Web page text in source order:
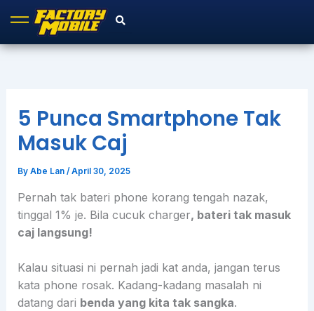
content
5 Punca Smartphone Tak
Masuk Caj
By Abe Lan /April 30, 2025
Pernah tak bateri phone korang tengah nazak,
tinggal 1% je. Bila cucuk charger, bateri tak masuk
caj langsung!
Kalau situasi ni pernah jadi kat anda, jangan terus
kata phone rosak. Kadang-kadang masalah ni
datang dari benda yang kita tak sangka.